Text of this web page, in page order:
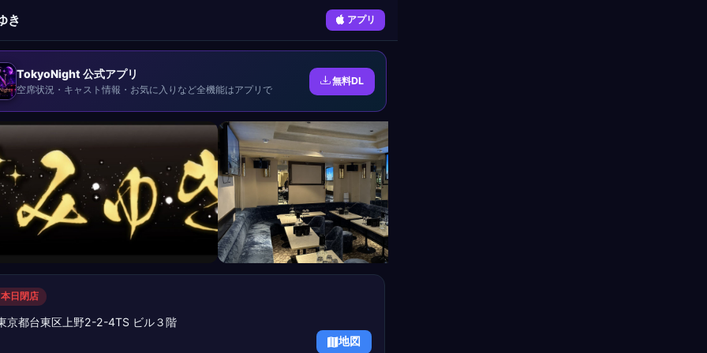
き アプリ
TokyoNight 公式アプリ
空席状況・キャスト情報・お気に入りなど全機能はアプリで
無料DL
日閉店
京都台東区上野2-2-4TS ビル３階
地図